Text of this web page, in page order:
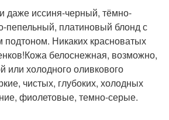
даже иссиня-черный, тёмно-
пепельный, платиновый блонд с
Никаких красноватых
белоснежная, возможно,
или холодного оливкового
чистых, глубоких, холодных
фиолетовые, темно-серые.